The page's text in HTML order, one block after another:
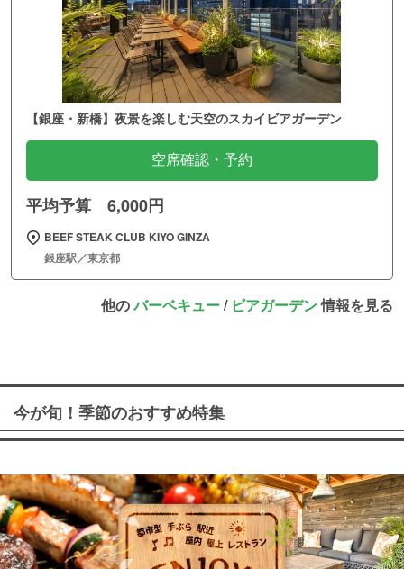
【銀座・新橋】夜景を楽しむ天空のスカイビアガーデン
空席確認・予約
平均予算 6,000円
BEEF STEAK CLUB KIYO GINZA
銀座駅／東京都
他のバーベキュー/ ビアガーデン情報を見る
今が旬！季節のおすすめ特集